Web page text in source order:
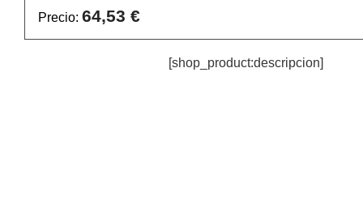
Precio: 64,53 €
[shop_product:descripcion]